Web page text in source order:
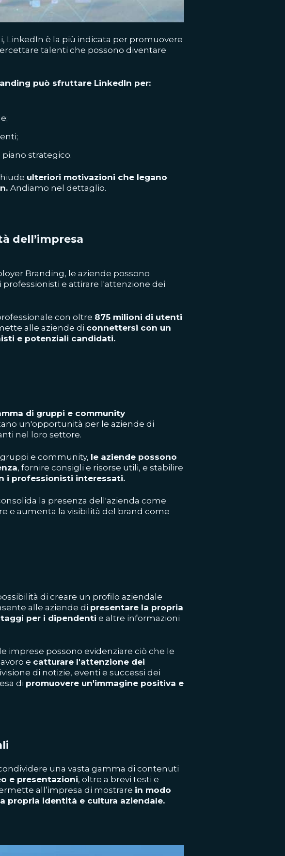
LinkedIn è la più indicata per promuovere
talenti che possono diventare
può sfruttare LinkedIn per:
strategico.
ulteriori motivazioni che legano
Andiamo nel dettaglio.
dell’impresa
Branding, le aziende possono
e attirare l'attenzione dei
con oltre 875 milioni di utenti
alle aziende di connettersi con un
e potenziali candidati.
di gruppi e community
un'opportunità per le aziende di
nel loro settore.
e community, le aziende possono
, fornire consigli e risorse utili, e stabilire
i professionisti interessati.
la presenza dell'azienda come
e aumenta la visibilità del brand come
di creare un profilo aziendale
alle aziende di presentare la propria
per i dipendenti e altre informazioni
imprese possono evidenziare ciò che le
e catturare l'attenzione dei
di notizie, eventi e successi dei
di promuovere un'immagine positiva e
una vasta gamma di contenuti
e presentazioni, oltre a brevi testi e
all’impresa di mostrare in modo
propria identità e cultura aziendale.